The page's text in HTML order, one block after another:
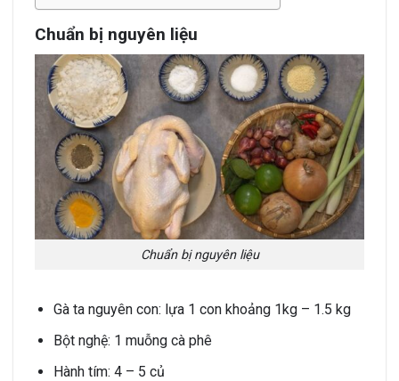
Chuẩn bị nguyên liệu
Chuẩn bị nguyên liệu
Gà ta nguyên con: lựa 1 con khoảng 1kg – 1.5 kg
Bột nghệ: 1 muỗng cà phê
Hành tím: 4 – 5 củ